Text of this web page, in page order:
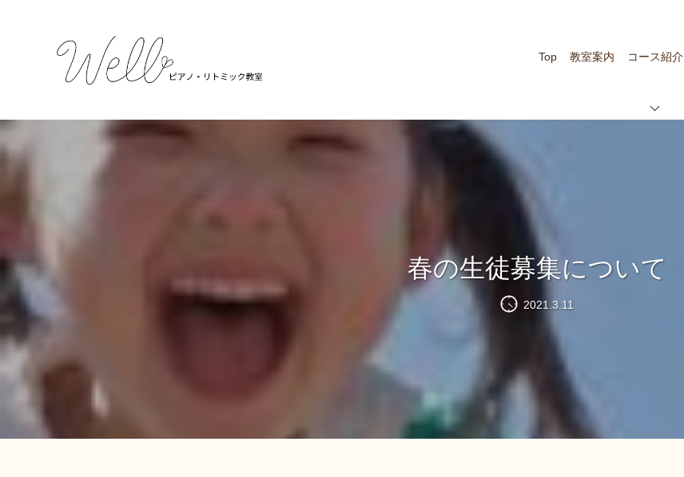
Top 教室案内 コース紹介
春の生徒募集について
2021.3.11